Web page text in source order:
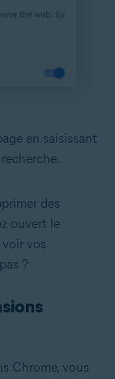
en saisissant
des
ouvert le
vos
?
Chrome, vous